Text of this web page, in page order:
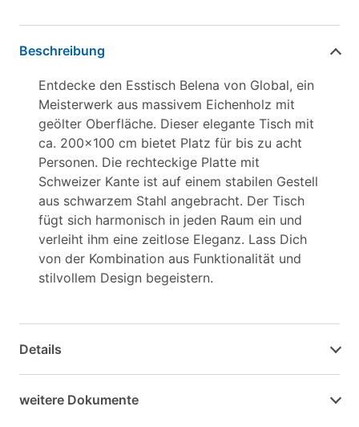
Beschreibung
Entdecke den Esstisch Belena von Global, ein
Meisterwerk aus massivem Eichenholz mit
geölter Oberfläche. Dieser elegante Tisch mit
ca. 200x100 cm bietet Platz für bis zu acht
Personen. Die rechteckige Platte mit
Schweizer Kante ist auf einem stabilen Gestell
aus schwarzem Stahl angebracht. Der Tisch
fügt sich harmonisch in jeden Raum ein und
verleiht ihm eine zeitlose Eleganz. Lass Dich
von der Kombination aus Funktionalität und
stilvollem Design begeistern.
Details
weitere Dokumente